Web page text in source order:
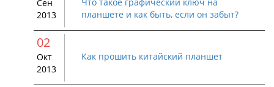
Сен
2013
планшете и как быть, если он забыт?
02
Окт
2013
Как прошить китайский планшет